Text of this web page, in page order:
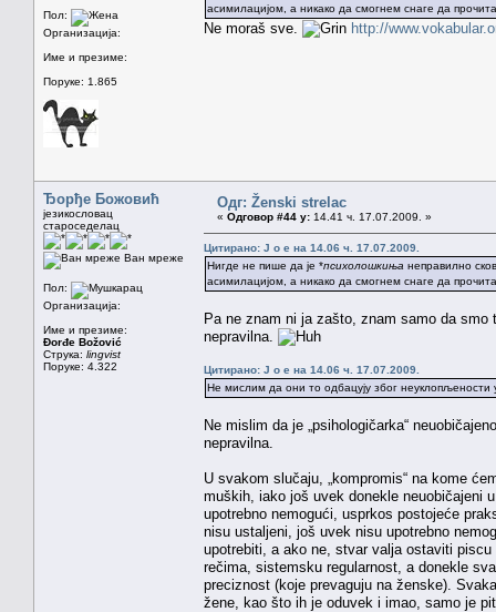
Пол:
Организација:
Име и презиме:
Поруке: 1.865
асимилацијом, а никако да смогнем снаге да
Ne moraš sve. http://
Ђорђе Божовић
језикословац
староседелац
Ван мреже
Пол:
Организација:
Име и презиме:
Đorđe Božović
Струка: lingvist
Поруке: 4.322
Одг: Ženski strelac
« Одговор #44 у: 14.41 ч. 17.07.2009. »
Цитирано: J o e на 14.06 ч. 17.07.2009.
Нигде не пише да је *психолошкиња неправилно
асимилацијом, а никако да смогнем снаге да
Pa ne znam ni ja zašto, znam samo da
nepravilna.
Цитирано: J o e на 14.06 ч. 17.07.2009.
Не мислим да они то одбацују због неуклопљености
Ne mislim da je „psihologičarka“
nepravilna.
U svakom slučaju, „kompromis“ na kome
muških, iako još uvek donekle neuobičajeni
upotrebno nemogući, usprkos postojeće
nisu ustaljeni, još uvek nisu upotrebno
upotrebiti, a ako ne, stvar valja ostaviti
rečima, sistemsku regularnost, a donekle
preciznost (koje prevaguju na ženske).
žene, kao što ih je oduvek i imao, samo je